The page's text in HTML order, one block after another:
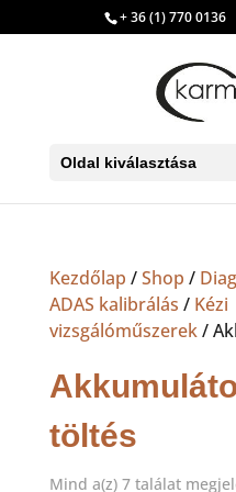
+ 36 (1) 770 0136
Oldal kiválasztása
Kezdőlap /Shop /
ADAS kalibrálás / Kézi
vizsgálóműszerek/
töltés
Mind a(z) 7 találat